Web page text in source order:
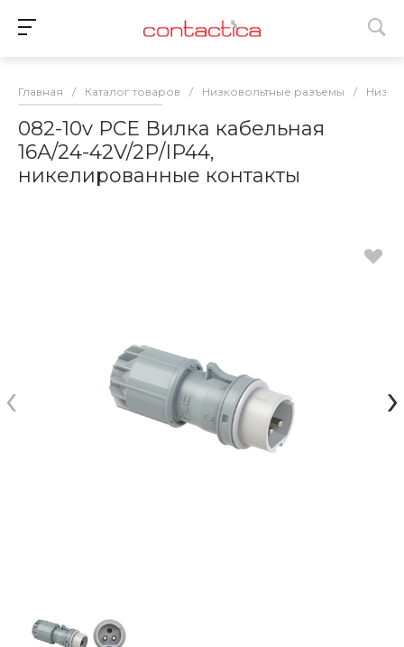
Главная / Каталог товаров / Низковольтные разъемы /
082-10v PCE Вилка кабельная
16А/24-42V/2Р/IP44,
никелированные контакты
‹ ›